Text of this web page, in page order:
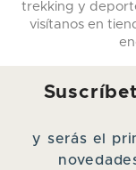
trekking y
visítanos en
y serás el